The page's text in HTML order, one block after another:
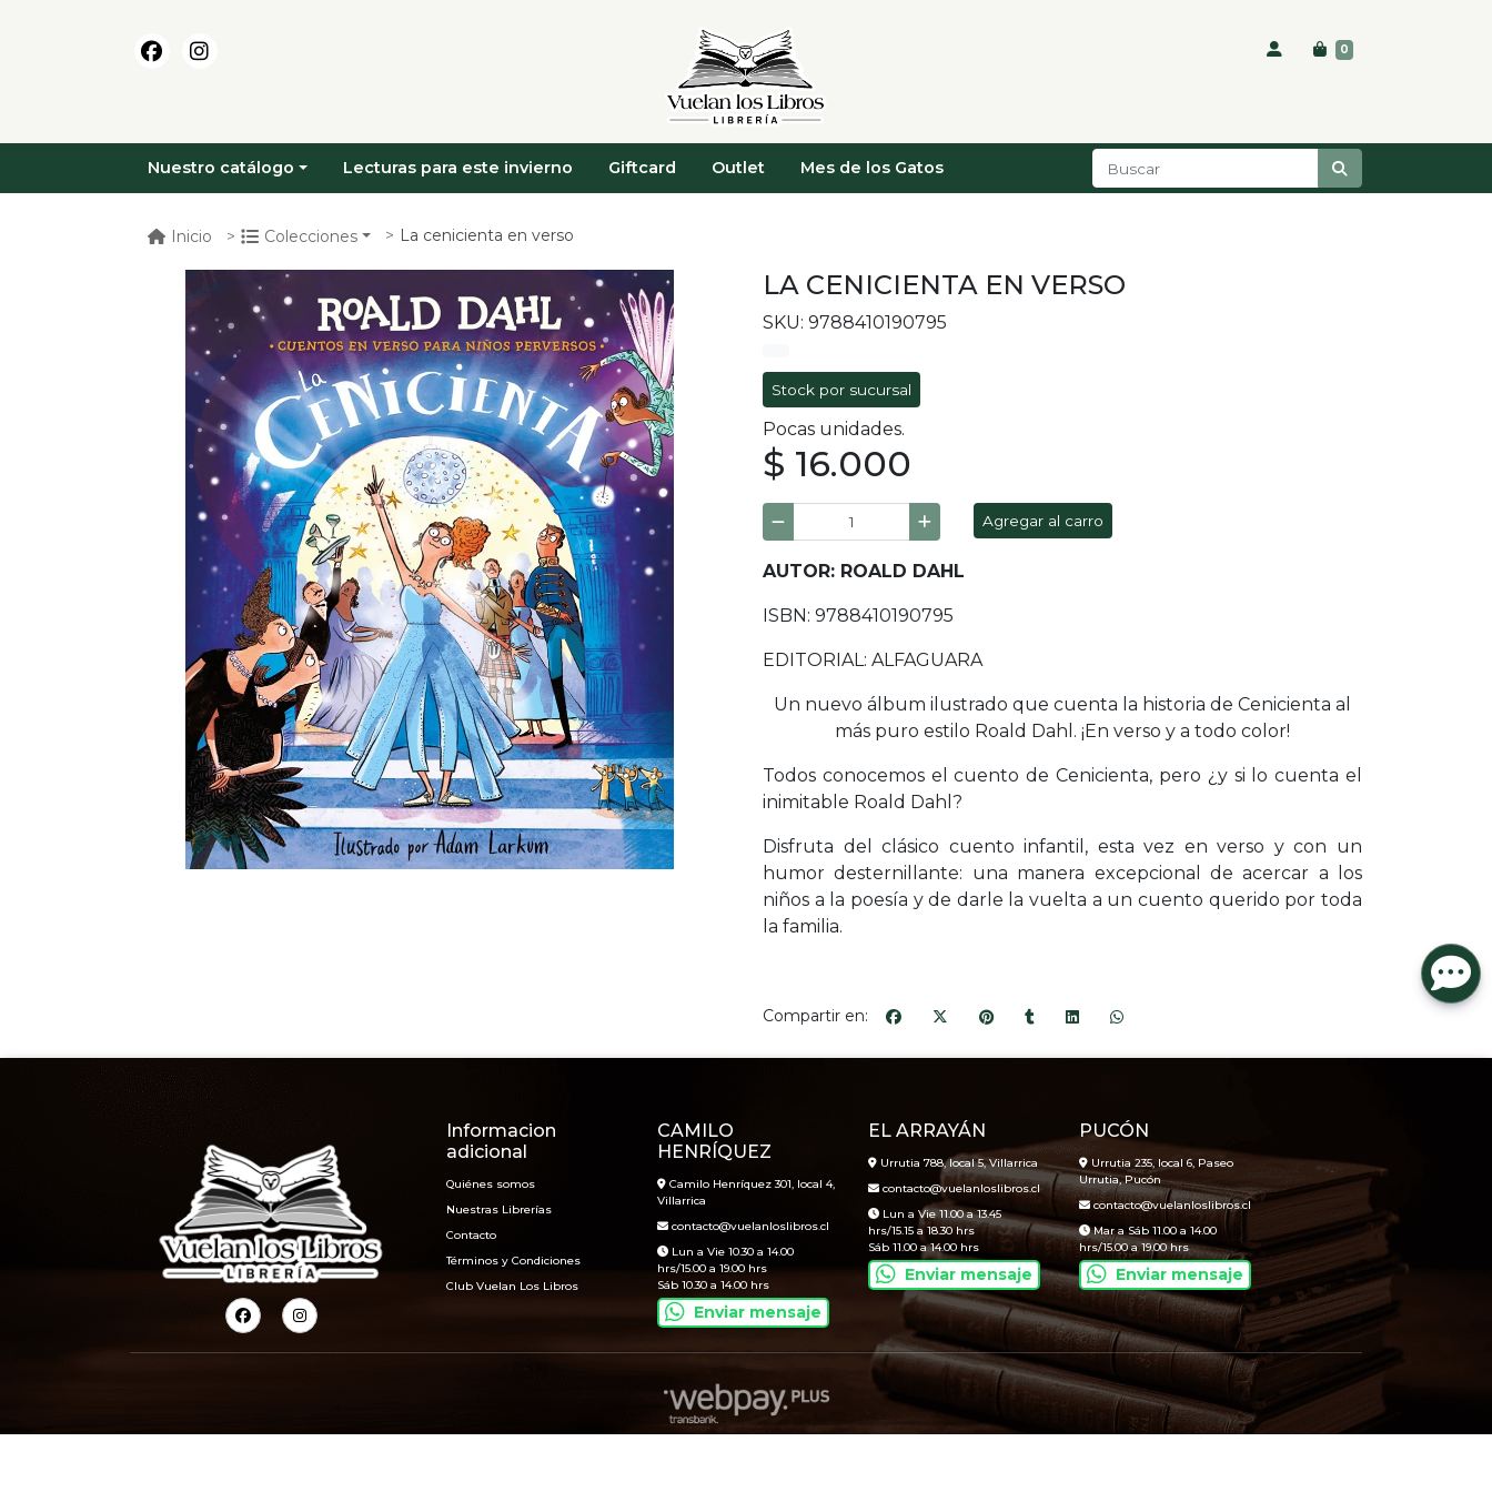
0
Nuestro catálogo Lecturas para este invierno Giftcard Outlet Mes de los Gatos
Inicio Colecciones La cenicienta en verso
LA CENICIENTA EN VERSO
SKU: 9788410190795
Stock por sucursal
Pocas unidades.
$ 16.000
Agregar al carro
AUTOR: ROALD DAHL
ISBN: 9788410190795
EDITORIAL: ALFAGUARA
Un nuevo álbum ilustrado que cuenta la historia de Cenicienta al
más puro estilo Roald Dahl. ¡En verso y a todo color!
Todos conocemos el cuento de Cenicienta, pero ¿y si lo cuenta el
inimitable Roald Dahl?
Disfruta del clásico cuento infantil, esta vez en verso y con un
humor desternillante: una manera excepcional de acercar a los
niños a la poesía y de darle la vuelta a un cuento querido por toda
la familia.
Compartir en:
Informacion
adicional
Quiénes somos
Nuestras Librerías
Contacto
Términos y Condiciones
Club Vuelan Los Libros
CAMILO
HENRÍQUEZ
Camilo Henríquez 301, local 4,
Villarrica
contacto@vuelanloslibros.cl
Lun a Vie 10.30 a 14.00
hrs/15.00 a 19.00 hrs
Sáb 10.30 a 14.00 hrs
Enviar mensaje
EL ARRAYÁN
Urrutia 788, local 5, Villarrica
contacto@vuelanloslibros.cl
Lun a Vie 11.00 a 13.45
hrs/15.15 a 18.30 hrs
Sáb 11.00 a 14.00 hrs
Enviar mensaje
PUCÓN
Urrutia 235, local 6, Paseo
Urrutia, Pucón
contacto@vuelanloslibros.cl
Mar a Sáb 11.00 a 14.00
hrs/15.00 a 19.00 hrs
Enviar mensaje